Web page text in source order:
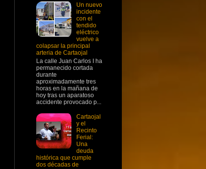
Un nuevo
incidente
con el
tendido
eléctrico
vuelve a
colapsar la principal
arteria de Cartaojal
La calle Juan Carlos I ha
permanecido cortada
durante
aproximadamente tres
horas en la mañana de
hoy tras un aparatoso
accidente provocado p...
Cartaojal
y el
Recinto
Ferial:
Una
deuda
histórica que cumple
dos décadas de